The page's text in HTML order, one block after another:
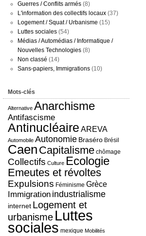
Guerres / Conflits armés (8)
L'information des collectifs locaux (37)
Logement / Squat / Urbanisme (15)
Luttes sociales (54)
Médias / Automédias / Informatique /
Nouvelles Technologies (8)
Non classé (14)
Sans-papiers, Immigrations (10)
Mots-clés
Alternative Anarchisme
Antifascisme
Antinucléaire AREVA
Automobile Autonomie Braséro Brésil
Caen Capitalisme chômage
Collectifs Culture Ecologie
Emeutes et révoltes
Expulsions Féminisme Grèce
Immigration industrialisme
internet Logement et
urbanisme Luttes
sociales mexique Mobilités